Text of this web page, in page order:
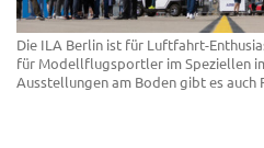
Die ILA Berlin ist für Luftfahrt-
für Modellflugsportler im Speziellen
Ausstellungen am Boden gibt es